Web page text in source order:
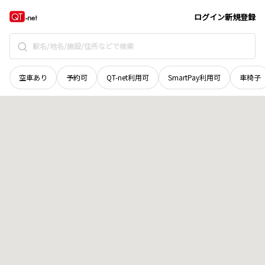
ログイン新規登録
空車あり 予約可 QT-net利用可 SmartPay利用可 車椅子
青森県